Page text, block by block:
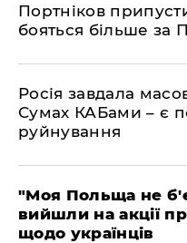
Портніков
бояться більше за
Росія завдала
Сумах КАБами – є
руйнування
"Моя Польща не
вийшли на акції
щодо українців